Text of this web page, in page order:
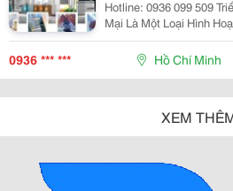
Hotline: 0936 099 509 Triển Lãm (Exhibition) Thương
Mại Là Một Loại Hình
Đó Là Việc Trưng Bày,
Nhằm Mục Đích Thúc
0936 *** *** Hồ Chí Minh
XEM